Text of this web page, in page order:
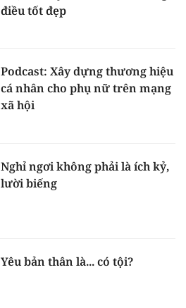
điều tốt đẹp
Podcast: Xây dựng thương hiệu
cá nhân cho phụ nữ trên mạng
xã hội
Nghỉ ngơi không phải là ích kỷ,
lười biếng
Yêu bản thân là... có tội?